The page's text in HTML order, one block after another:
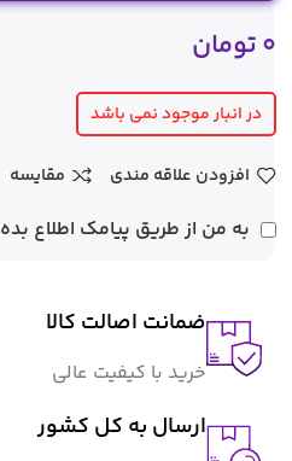
0تومان
در انبار موجود نمی باشد
افزودن علاقه مندی مقایسه
به من از طریق پیامک اطلاع بده
ضمانت اصالت کالا
خرید با کیفیت عالی
ارسال به کل کشور